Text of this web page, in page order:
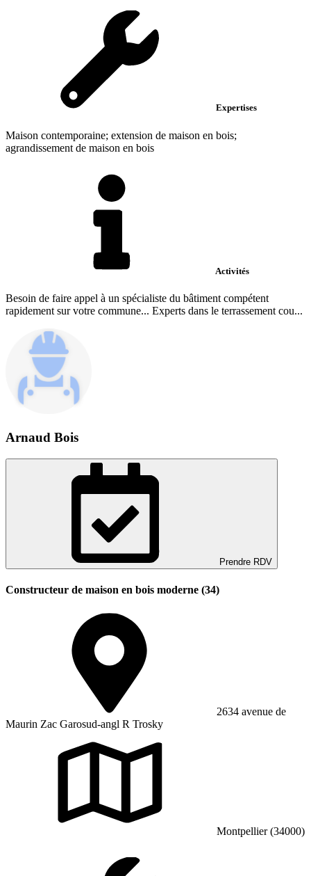
Expertises
Maison contemporaine; extension de maison en bois;
agrandissement de maison en bois
Activités
Besoin de faire appel à un spécialiste du bâtiment compétent
rapidement sur votre commune... Experts dans le terrassement cou...
Arnaud Bois
Prendre RDV
Constructeur de maison en bois moderne (34)
2634 avenue de
Maurin Zac Garosud-angl R Trosky
Montpellier (34000)